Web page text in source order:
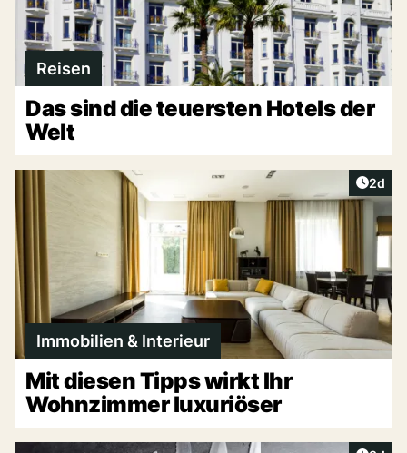
Reisen
Das sind die teuersten Hotels der
Welt
2d
Immobilien & Interieur
Mit diesen Tipps wirkt Ihr
Wohnzimmer luxuriöser